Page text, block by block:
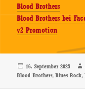
Blood Brothers
Blood Brothers bei
v2 Promotion
Veröffentlicht
am
16. September 2025
Blood Brothers,Blues Rock,